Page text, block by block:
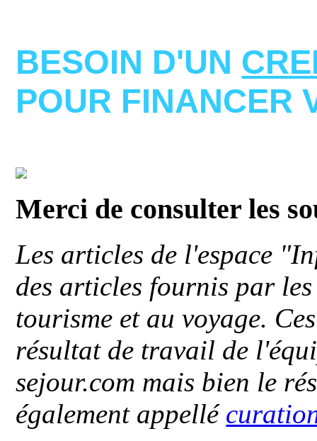
BESOIN D'UN
POUR FINANCER
Merci de consulter les
Les articles de l'espace
des articles fournis par
tourisme et au voyage.
résultat de travail de
sejour.com mais bien le
également appellé